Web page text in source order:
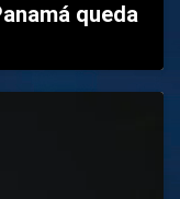
queda